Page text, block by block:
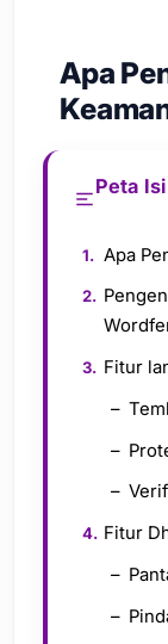
Apa
Peta Isi
Apa
Fitur
Fitur